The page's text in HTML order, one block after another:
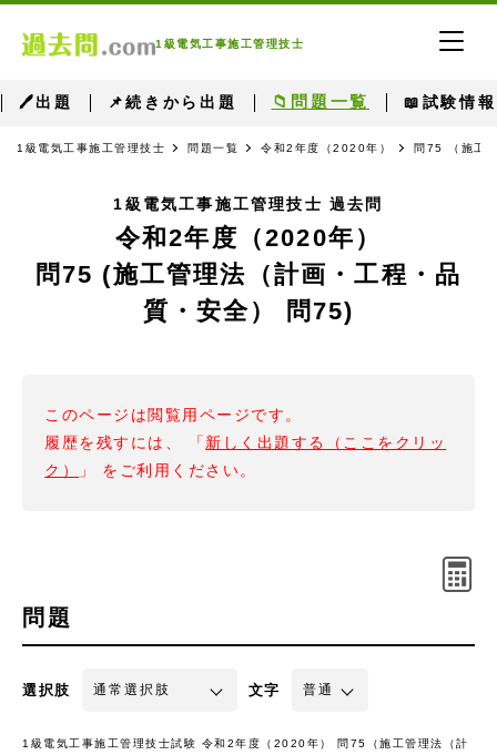
1級電気工事施工管理技士
🖊出題 📌続きから出題 📁問題一覧 📖試験情報
1級電気工事施工管理技士 問題一覧 令和2年度（2020年） 問75 （施工
1級電気工事施工管理技士 過去問
令和2年度（2020年）
問75 (施工管理法（計画・工程・品
質・安全） 問75)
このページは閲覧用ページです。
履歴を残すには、 「 新しく出題する（ここをクリッ
ク）
」 をご利用ください。
問題
選択肢 文字
1級電気工事施工管理技士試験 令和2年度（2020年） 問75（施工管理法（計